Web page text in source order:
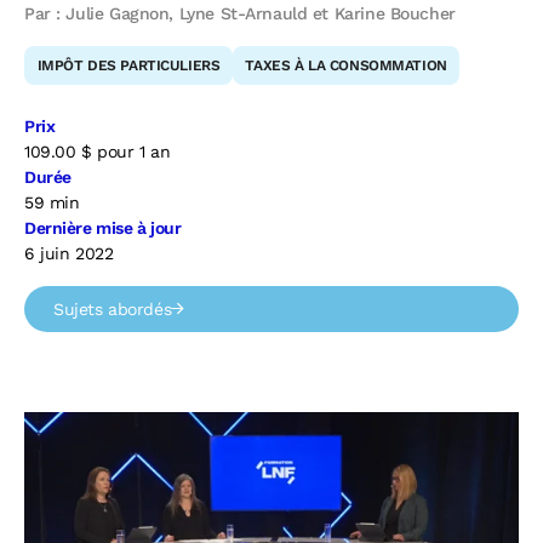
Par : Julie Gagnon, Lyne St-Arnauld et Karine Boucher
IMPÔT DES PARTICULIERS TAXES À LA CONSOMMATION
Prix
109.00$ pour 1 an
Durée
59 min
Dernière mise à jour
6 juin 2022
Sujets abordés